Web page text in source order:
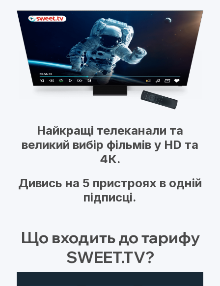
Найкращі телеканали та
великий вибір фільмів у HD та
4К.
Дивись на 5 пристроях в одній
підписці.
Що входить до тарифу
SWEET.TV?